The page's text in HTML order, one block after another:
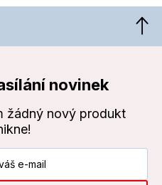
novinek
žádný nový produkt